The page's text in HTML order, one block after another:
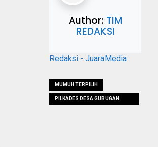
Author: TIM
REDAKSI
Redaksi - JuaraMedia
MUMUH TERPILIH
PILKADES DESA GUBUGAN